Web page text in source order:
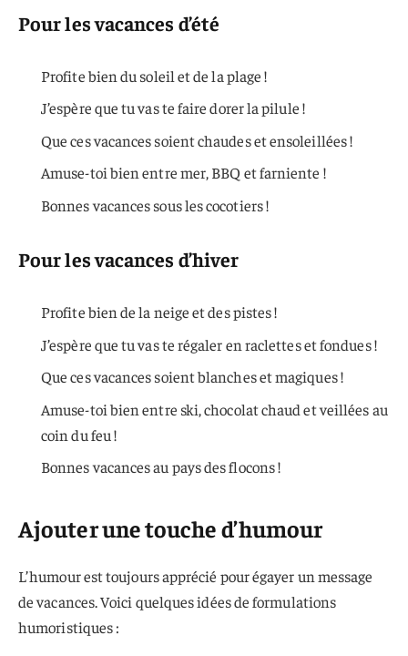
Pour les vacances d’été
Profite bien du soleil et de la plage !
J’espère que tu vas te faire dorer la pilule !
Que ces vacances soient chaudes et ensoleillées !
Amuse-toi bien entre mer, BBQ et farniente !
Bonnes vacances sous les cocotiers !
Pour les vacances d’hiver
Profite bien de la neige et des pistes !
J’espère que tu vas te régaler en raclettes et fondues !
Que ces vacances soient blanches et magiques !
Amuse-toi bien entre ski, chocolat chaud et veillées au
coin du feu !
Bonnes vacances au pays des flocons !
Ajouter une touche d’humour
L’humour est toujours apprécié pour égayer un message
de vacances. Voici quelques idées de formulations
humoristiques :